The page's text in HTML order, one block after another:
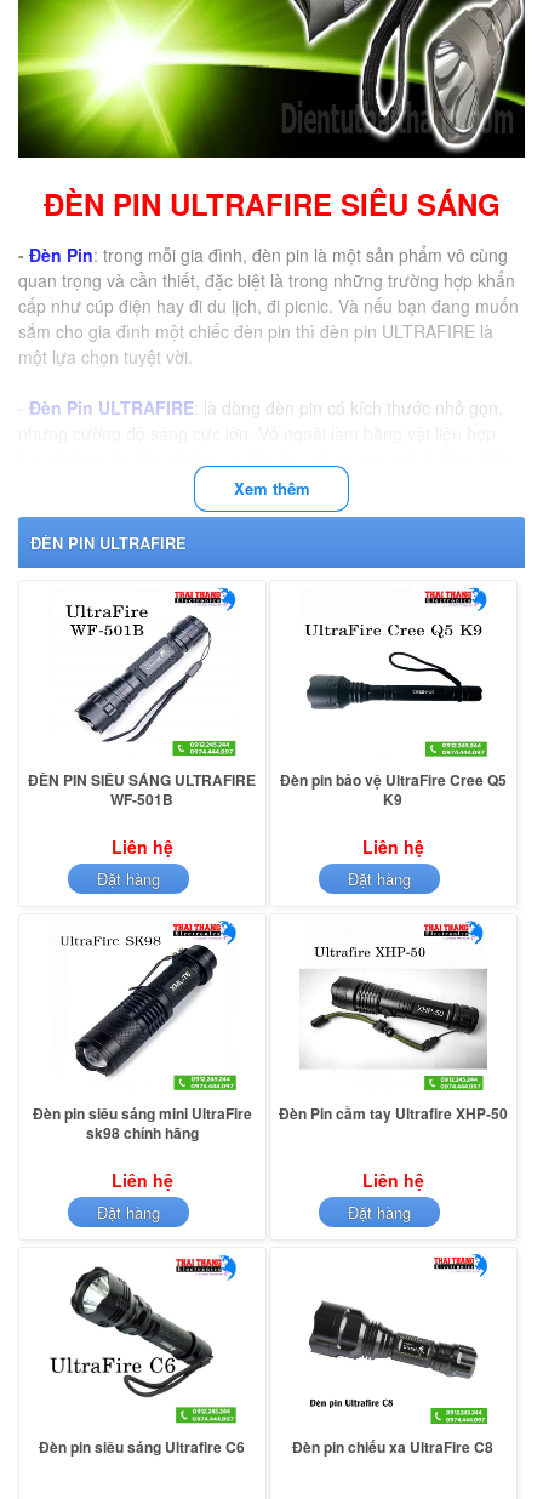
ĐÈN PIN ULTRAFIRE SIÊU SÁNG
- Đèn Pin: trong mỗi gia đình, đèn pin là một sản phẩm vô cùng
quan trọng và cần thiết, đặc biệt là trong những trường hợp khẩn
cấp như cúp điện hay đi du lịch, đi picnic. Và nếu bạn đang muốn
sắm cho gia đình một chiếc đèn pin thì đèn pin ULTRAFIRE là
một lựa chọn tuyệt vời.
- Đèn Pin ULTRAFIRE: là dòng đèn pin có kích thước nhỏ gọn,
nghiệt độ ẩm cao, chống nước, đi mưa thoải mái, dùng để soi
nhất trên thị trường hiện này
Xem thêm
ĐÈN PIN ULTRAFIRE
ĐÈN PIN SIÊU SÁNG ULTRAFIRE
WF-501B
Liên hệ
Đặt hàng
Đèn pin bảo vệ UltraFire Cree Q5
K9
Liên hệ
Đặt hàng
Đèn pin siêu sáng mini UltraFire
sk98 chính hãng
Liên hệ
Đặt hàng
Đèn Pin cầm tay Ultrafire XHP-50
Liên hệ
Đặt hàng
Đèn pin siêu sáng Ultrafire C6 Đèn pin chiếu xa UltraFire C8